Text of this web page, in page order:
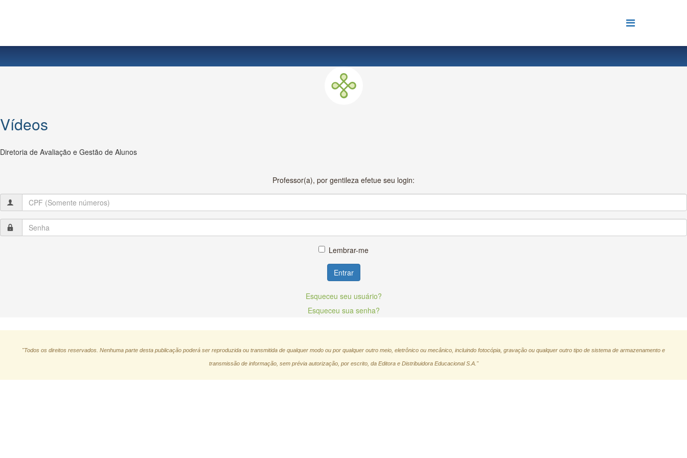
Vídeos
Diretoria de Avaliação e Gestão de Alunos
Professor(a), por gentileza efetue seu login:
Lembrar-me
Entrar
Esqueceu seu usuário?
Esqueceu sua senha?
"Todos os direitos reservados. Nenhuma parte desta publicação poderá ser reproduzida ou transmitida de qualquer modo ou por qualquer outro meio, eletrônico ou mecânico, incluindo fotocópia, gravação ou qualquer outro tipo de sistema de armazenamento e
transmissão de informação, sem prévia autorização, por escrito, da Editora e Distribuidora Educacional S.A."